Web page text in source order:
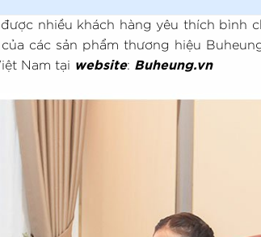
nhiều khách hàng yêu thích bình
các sản phẩm thương hiệu
Nam tại website: Buheung.vn